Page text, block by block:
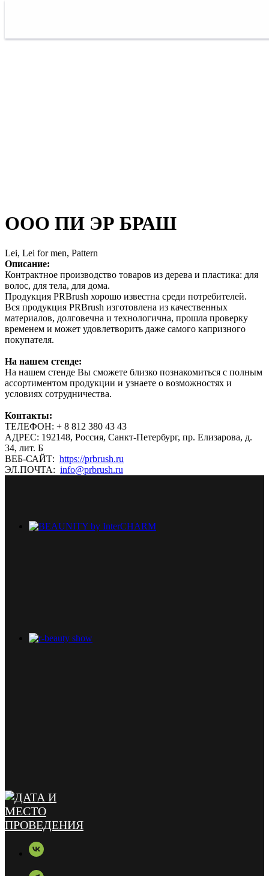
ООО ПИ ЭР БРАШ
Lei, Lei for men, Pattern
Описание:
Контрактное производство товаров из дерева и пластика: для
волос, для тела, для дома.
Продукция PRBrush хорошо известна среди потребителей.
Вся продукция PRBrush изготовлена из качественных
материалов, долговечна и технологична, прошла проверку
временем и может удовлетворить даже самого капризного
покупателя.
На нашем стенде:
На нашем стенде Вы сможете близко познакомиться с полным
ассортиментом продукции и узнаете о возможностях и
условиях сотрудничества.
Контакты:
ТЕЛЕФОН: + 8 812 380 43 43
АДРЕС: 192148, Россия, Санкт-Петербург, пр. Елизарова, д.
34, лит. Б
ВЕБ-САЙТ: https://prbrush.ru
ЭЛ.ПОЧТА: info@prbrush.ru